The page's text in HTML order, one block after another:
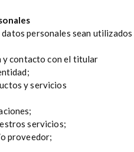
datos personales sean
contacto con el titular
y servicios
servicios;
proveedor;